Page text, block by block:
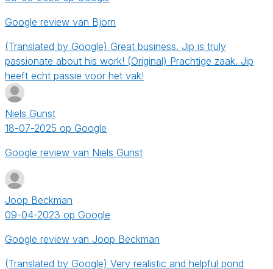
Google review van Bjorn
(Translated by Google) Great business. Jip is truly
passionate about his work! (Original) Prachtige zaak. Jip
heeft echt passie voor het vak!
Niels Gunst
18-07-2025 op Google
Google review van Niels Gunst
Joop Beckman
09-04-2023 op Google
Google review van Joop Beckman
(Translated by Google) Very realistic and helpful pond